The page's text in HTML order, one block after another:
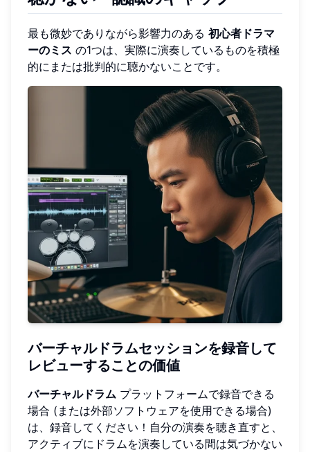
最も微妙でありながら影響力のある 初心者ドラマ
ーのミス の1つは、実際に演奏しているものを積極
的にまたは批判的に聴かないことです。
バーチャルドラムセッションを録音して
レビューすることの価値
バーチャルドラム プラットフォームで録音できる
場合 (または外部ソフトウェアを使用できる場合)
は、録音してください！自分の演奏を聴き直すと、
アクティブにドラムを演奏している間は気づかない